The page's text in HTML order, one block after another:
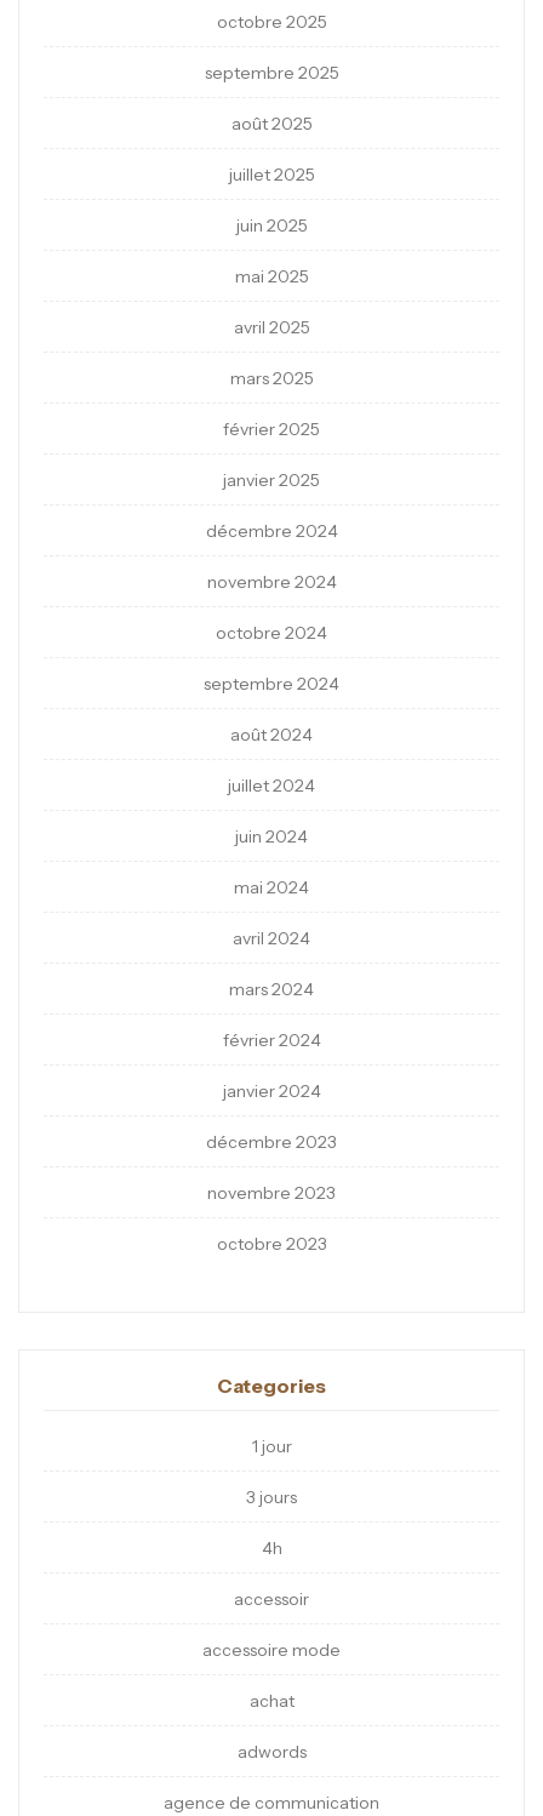
octobre 2025
septembre 2025
août 2025
juillet 2025
juin 2025
mai 2025
avril 2025
mars 2025
février 2025
janvier 2025
décembre 2024
novembre 2024
octobre 2024
septembre 2024
août 2024
juillet 2024
juin 2024
mai 2024
avril 2024
mars 2024
février 2024
janvier 2024
décembre 2023
novembre 2023
octobre 2023
Categories
1 jour
3 jours
4h
accessoir
accessoire mode
achat
adwords
agence de communication